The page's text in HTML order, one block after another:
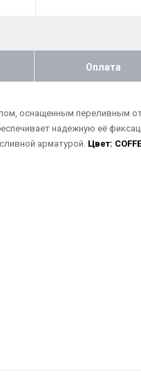
Оплата
оснащенным переливным
надежную её
арматурой.Цвет: